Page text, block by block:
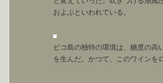
およぶといわれている。
ピコ島の独特の環境は、糖度の
を生んだ。かつて、このワインを